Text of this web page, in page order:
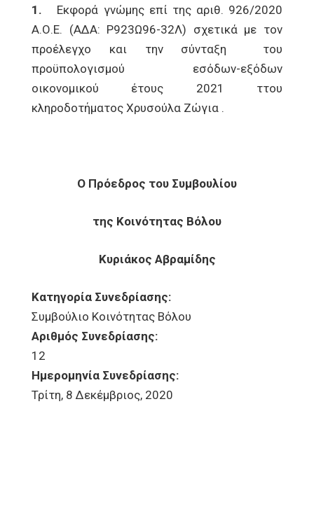
1.
Εκφορά γνώμης επί της αριθ. 926/2020
Α.Ο.Ε. (ΑΔΑ: Ρ923Ω96-32Λ) σχετικά με τον
προέλεγχο και την σύνταξη του
προϋπολογισμού εσόδων-εξόδων
οικονομικού έτους 2021 ττου
κληροδοτήματος Χρυσούλα Ζώγια .
Ο Πρόεδρος του Συμβουλίου
της Κοινότητας Βόλου
Κυριάκος Αβραμίδης
Κατηγορία Συνεδρίασης:
Συμβούλιο Κοινότητας Βόλου
Αριθμός Συνεδρίασης:
12
Ημερομηνία Συνεδρίασης:
Τρίτη, 8 Δεκέμβριος, 2020